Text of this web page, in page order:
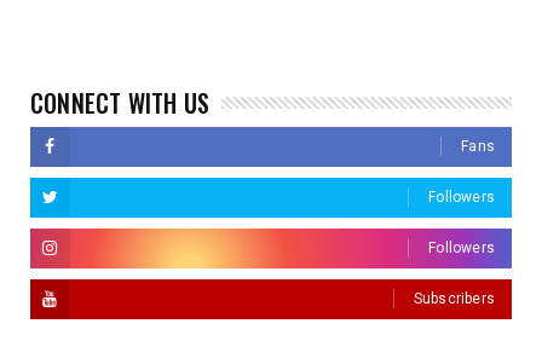
CONNECT WITH US
Fans
Followers
Followers
Subscribers